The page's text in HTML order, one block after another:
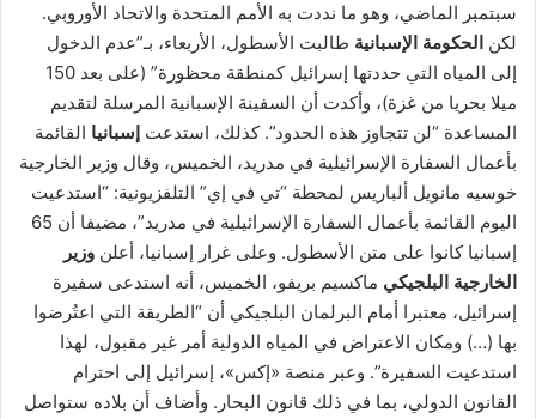
سبتمبر الماضي، وهو ما نددت به الأمم المتحدة والاتحاد الأوروبي.
لكن الحكومة الإسبانية طالبت الأسطول، الأربعاء، بـ”عدم الدخول
إلى المياه التي حددتها إسرائيل كمنطقة محظورة” (على بعد 150
ميلا بحريا من غزة)، وأكدت أن السفينة الإسبانية المرسلة لتقديم
المساعدة “لن تتجاوز هذه الحدود”. كذلك، استدعت إسبانيا القائمة
بأعمال السفارة الإسرائيلية في مدريد، الخميس، وقال وزير الخارجية
خوسيه مانويل ألباريس لمحطة “تي في إي” التلفزيونية: “استدعيت
اليوم القائمة بأعمال السفارة الإسرائيلية في مدريد”، مضيفا أن 65
إسبانيا كانوا على متن الأسطول. وعلى غرار إسبانيا، أعلن وزير
الخارجية البلجيكي ماكسيم بريفو، الخميس، أنه استدعى سفيرة
إسرائيل، معتبرا أمام البرلمان البلجيكي أن “الطريقة التي اعتُرضوا
بها (…) ومكان الاعتراض في المياه الدولية أمر غير مقبول، لهذا
استدعيت السفيرة”. وعبر منصة «إكس»، إسرائيل إلى احترام
القانون الدولي، بما في ذلك قانون البحار. وأضاف أن بلاده ستواصل